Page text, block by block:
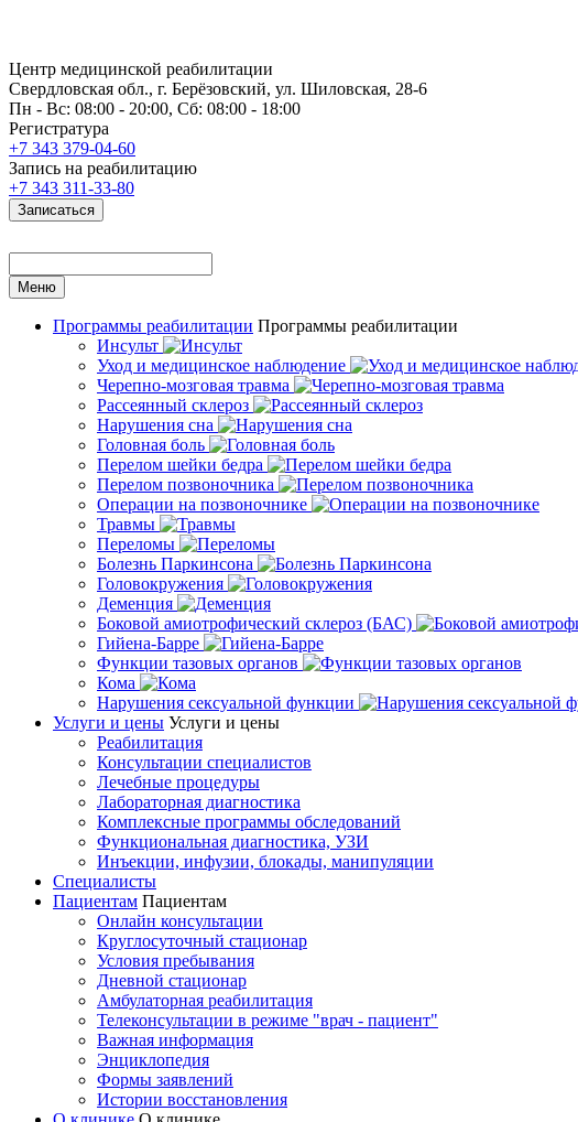
Центр медицинской реабилитации
Свердловская обл., г. Берёзовский, ул. Шиловская, 28-6
Пн - Вс: 08:00 - 20:00, Сб: 08:00 - 18:00
Регистратура
+7 343 379-04-60
Запись на реабилитацию
+7 343 311-33-80
Записаться
Меню
Программы реабилитации Программы реабилитации
Инсульт
Уход и медицинское наблюдение
Черепно-мозговая травма
Рассеянный склероз
Нарушения сна
Головная боль
Перелом шейки бедра
Перелом позвоночника
Операции на позвоночнике
Травмы
Переломы
Болезнь Паркинсона
Головокружения
Деменция
Боковой амиотрофический склероз (БАС)
Гийена-Барре
Функции тазовых органов
Кома
Нарушения сексуальной функции
Услуги и цены Услуги и цены
Реабилитация
Консультации специалистов
Лечебные процедуры
Лабораторная диагностика
Комплексные программы обследований
Функциональная диагностика, УЗИ
Инъекции, инфузии, блокады, манипуляции
Специалисты
Пациентам Пациентам
Онлайн консультации
Круглосуточный стационар
Условия пребывания
Дневной стационар
Амбулаторная реабилитация
Телеконсультации в режиме "врач - пациент"
Важная информация
Энциклопедия
Формы заявлений
Истории восстановления